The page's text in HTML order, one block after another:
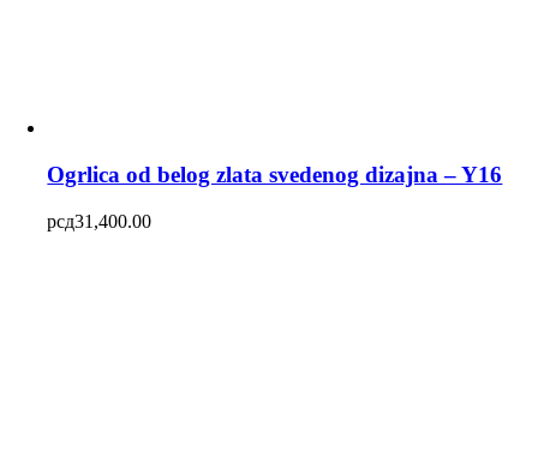
Ogrlica od belog zlata svedenog dizajna – Y16
рсд31,400.00